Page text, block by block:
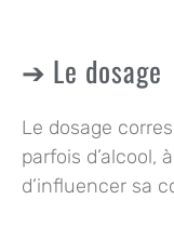
Le dosage
Le dosage
parfois d’alcool,
d’influencer sa